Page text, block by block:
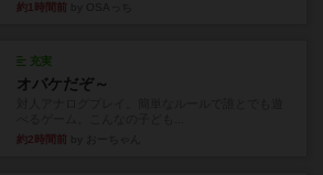
約1時間前
充実
オバケだぞ～
約2時間前